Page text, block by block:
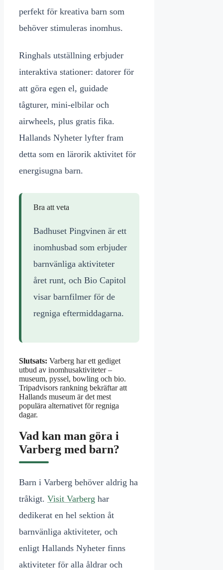
perfekt för kreativa barn som
behöver stimuleras inomhus.
Ringhals utställning erbjuder
interaktiva stationer: datorer för
att göra egen el, guidade
tågturer, mini-elbilar och
airwheels, plus gratis fika.
Hallands Nyheter lyfter fram
detta som en lärorik aktivitet för
energisugna barn.
Bra att veta
Badhuset Pingvinen är ett
inomhusbad som erbjuder
barnvänliga aktiviteter
året runt, och Bio Capitol
visar barnfilmer för de
regniga eftermiddagarna.
Slutsats: Varberg har ett gediget
utbud av inomhusaktiviteter –
museum, pyssel, bowling och bio.
Tripadvisors rankning bekräftar att
Hallands museum är det mest
populära alternativet för regniga
dagar.
Vad kan man göra i
Varberg med barn?
Barn i Varberg behöver aldrig ha
tråkigt. Visit Varberg har
dedikerat en hel sektion åt
barnvänliga aktiviteter, och
enligt Hallands Nyheter finns
aktiviteter för alla åldrar och